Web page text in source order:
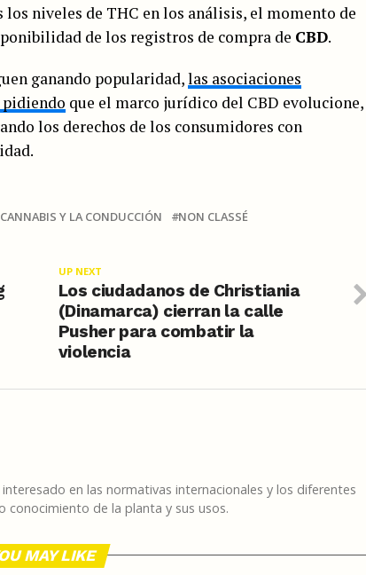
niveles de THC en los análisis, el momento de
de los registros de compra de CBD.
ganando popularidad,las asociaciones
que el marco jurídico del CBD evolucione,
los derechos de los consumidores con
Y LA CONDUCCIÓN NON CLASSÉ
UP NEXT
Los ciudadanos de Christiania
(Dinamarca) cierran la calle
Pusher para combatir la
violencia
en las normativas internacionales y los diferentes
conocimiento de la planta y sus usos.
MAY LIKE